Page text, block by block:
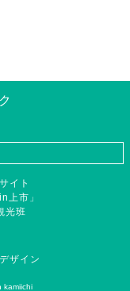
イト
上市」
光班
ザイン
kamiichi